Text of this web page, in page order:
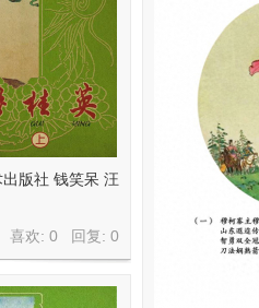
出版社 钱笑呆 汪
喜欢: 0 回复: 0